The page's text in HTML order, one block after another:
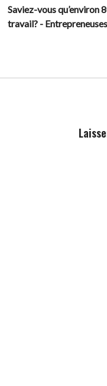
Saviez-vous qu’environ
travail? - Entrepreneuses